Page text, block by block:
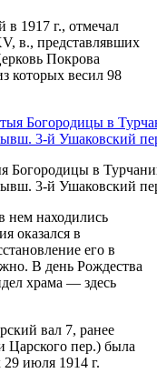
1917 г., отмечал
в., представлявших
Покрова
которых весил 98
Богородицы в
3-й Ушаковский
нем находились
оказался в
его в
В день Рождества
храма — здесь
вал 7, ранее
Царского пер.) была
июля 1914 г.